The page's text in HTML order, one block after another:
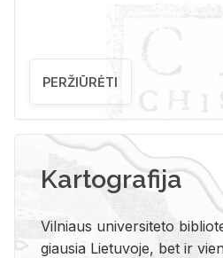
PERŽIŪRĖTI
Kartografija
Vil­niaus uni­ver­si­te­to
giau­sia Lie­tu­vo­je, bet ir